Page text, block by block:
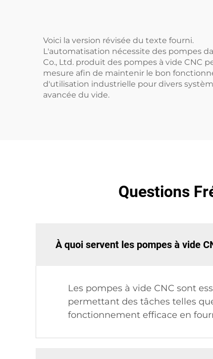
Voici la version révisée du texte fourni.
L'automatisation nécessite des pompes
Co., Ltd. produit des pompes à vide CNC
mesure afin de maintenir le bon
d'utilisation industrielle pour divers
avancée du vide.
Questions
À quoi servent les pompes à vide
Les pompes à vide CNC sont
permettant des tâches telles
fonctionnement efficace en